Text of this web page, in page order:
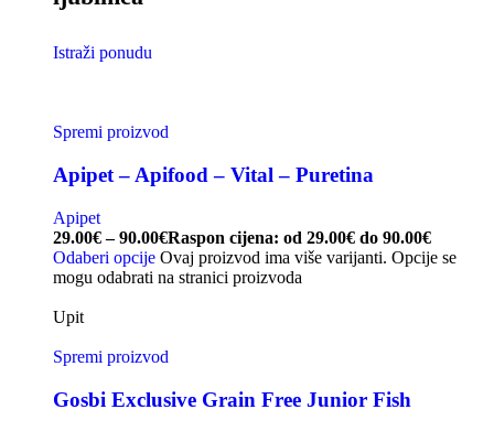
Istraži ponudu
Spremi proizvod
Apipet – Apifood – Vital – Puretina
Apipet
29.00€ – 90.00€Raspon cijena: od 29.00€ do 90.00€
Odaberi opcije Ovaj proizvod ima više varijanti. Opcije se
mogu odabrati na stranici proizvoda
Upit
Spremi proizvod
Gosbi Exclusive Grain Free Junior Fish